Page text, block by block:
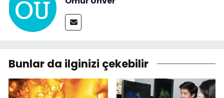
Bunlar da ilginizi çekebilir